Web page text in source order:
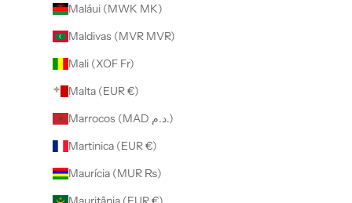
Maláui (MWK MK)
Maldivas (MVR MVR)
Mali (XOF Fr)
Malta (EUR €)
Marrocos (MAD د.م.)
Martinica (EUR €)
Maurícia (MUR ₨)